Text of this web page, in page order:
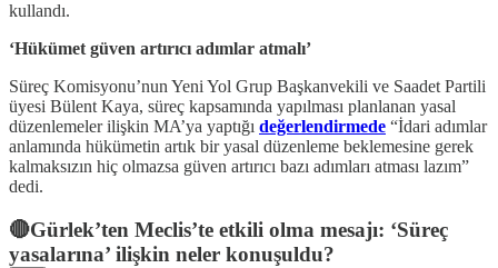
kullandı.
‘Hükümet güven artırıcı adımlar atmalı’
Süreç Komisyonu’nun Yeni Yol Grup Başkanvekili ve Saadet Partili
üyesi Bülent Kaya, süreç kapsamında yapılması planlanan yasal
düzenlemeler ilişkin MA’ya yaptığı değerlendirmede “İdari adımlar
anlamında hükümetin artık bir yasal düzenleme beklemesine gerek
kalmaksızın hiç olmazsa güven artırıcı bazı adımları atması lazım”
dedi.
🔴Gürlek’ten Meclis’te etkili olma mesajı: ‘Süreç
yasalarına’ ilişkin neler konuşuldu?